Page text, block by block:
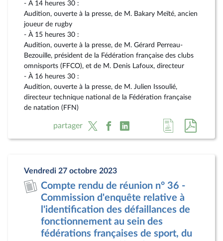
- À 14 heures 30 :
Audition, ouverte à la presse, de M. Bakary Meïté, ancien
joueur de rugby
- À 15 heures 30 :
Audition, ouverte à la presse, de M. Gérard Perreau-
Bezouille, président de la Fédération française des clubs
omnisports (FFCO), et de M. Denis Lafoux, directeur
- À 16 heures 30 :
Audition, ouverte à la presse, de M. Julien Issoulié,
directeur technique national de la Fédération française
de natation (FFN)
partager
Accéder
à
document
au
pdf
Vendredi 27 octobre 2023
Compte rendu de réunion n° 36 -
Commission d'enquête relative à
l'identification des défaillances de
fonctionnement au sein des
fédérations françaises de sport, du